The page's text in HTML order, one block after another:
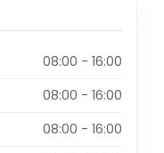
08:00 - 16:00
08:00 - 16:00
08:00 - 16:00